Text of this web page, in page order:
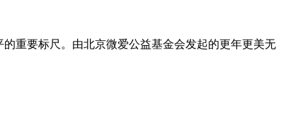
重要标尺。由北京微爱公益基金会发起的更年更美无